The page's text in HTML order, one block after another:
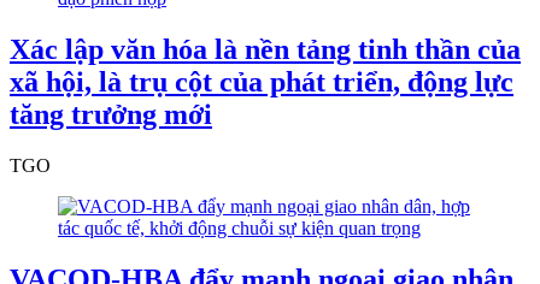
Xác lập văn hóa là nền tảng tinh thần của
xã hội, là trụ cột của phát triển, động lực
tăng trưởng mới
TGO